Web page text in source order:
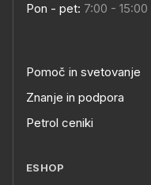
Pon - pet: 7:00 - 15:00
Pomoč in svetovanje
Znanje in podpora
Petrol ceniki
ESHOP